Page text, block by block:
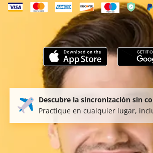
Descubre la sincronización sin
Practique en cualquier lugar,